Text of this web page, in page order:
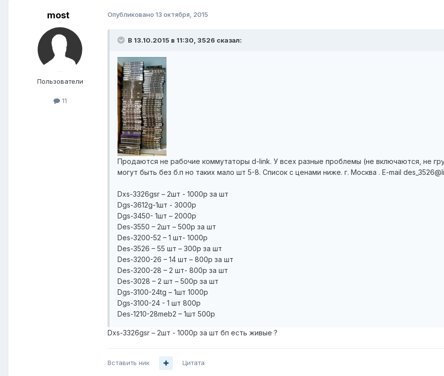
most
Пользователи
11
Опубликовано 13 октября, 2015
В 13.10.2015 в 11:30, 3526 сказал:
Продаются не рабочие коммутаторы d-link. У всех разные проблемы (не включаются, не
могут быть без б.п но таких мало шт 5-8. Список с ценами ниже. г. Москва . E-mail
Dxs-3326gsr – 2шт - 1000р за шт
Dgs-3612g-1шт - 3000р
Dgs-3450- 1шт – 2000р
Des-3550 – 2шт – 500р за шт
Des-3200-52 – 1 шт- 1000р
Des-3526 – 55 шт – 300р за шт
Des-3200-26 – 14 шт – 800р за шт
Des-3200-28 – 2 шт- 800р за шт
Des-3028 – 2 шт – 500р за шт
Dgs-3100-24tg – 1шт 1000р
Dgs-3100-24 - 1 шт 800р
Des-1210-28meb2 – 1шт 500р
Dxs-3326gsr – 2шт - 1000р за шт бп есть живые ?
Вставить ник Цитата